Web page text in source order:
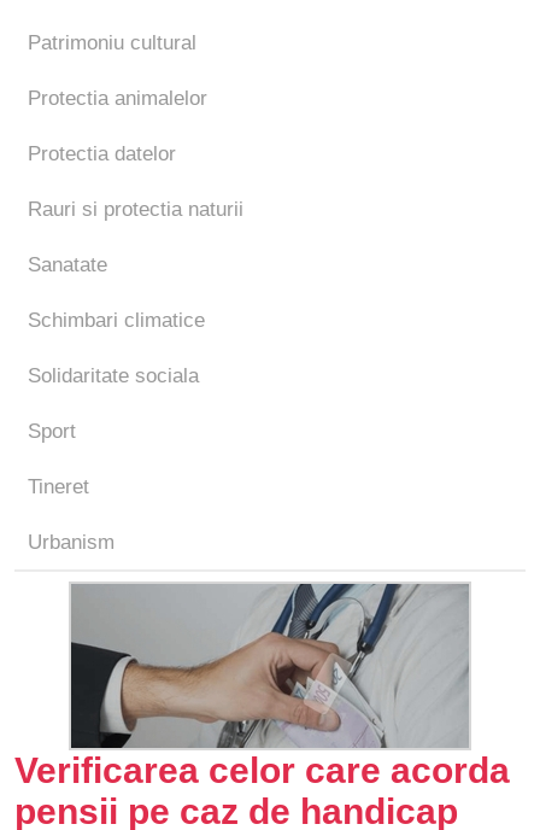
Patrimoniu cultural
Protectia animalelor
Protectia datelor
Rauri si protectia naturii
Sanatate
Schimbari climatice
Solidaritate sociala
Sport
Tineret
Urbanism
Verificarea celor care acorda
pensii pe caz de handicap